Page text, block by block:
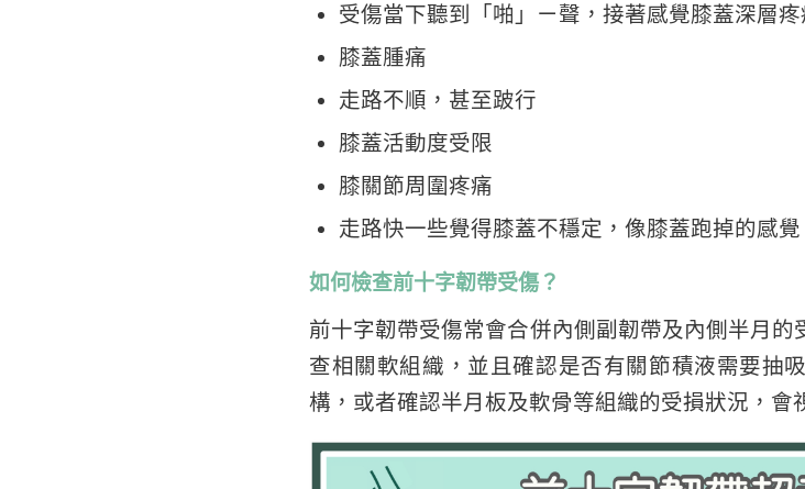
受傷當下聽到「啪」ㄧ聲，接著感覺膝蓋深層疼
膝蓋腫痛
走路不順，甚至跛行
膝蓋活動度受限
膝關節周圍疼痛
走路快一些覺得膝蓋不穩定，像膝蓋跑掉的感覺
如何檢查前十字韌帶受傷？
前十字韌帶受傷常會合併內側副韌帶及內側半月
查相關軟組織，並且確認是否有關節積液需要抽
構，或者確認半月板及軟骨等組織的受損狀況，會